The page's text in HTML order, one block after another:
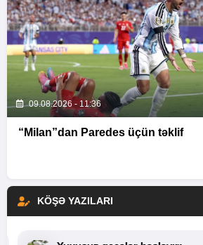
09.08.2026 - 11:36
“Milan”dan Paredes üçün təklif
KÖŞƏ YAZILARI